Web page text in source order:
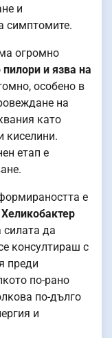
и
симптомите.
огромно
и язва на
особено в
на
като
киселини.
етап е
е
Хеликобактер
силата да
консултираш с
преди
по-рано
по-дълго
и